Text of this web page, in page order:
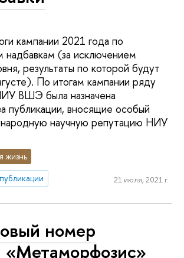
кампании 2021 года по
надбавкам (за исключением
результаты по которой будут
По итогам кампании ряду
ВШЭ была назначена
публикации, вносящие особый
научную репутацию НИУ
жизнь
публикации 21 июля, 2021 г.
номер
«Метаморфозис»